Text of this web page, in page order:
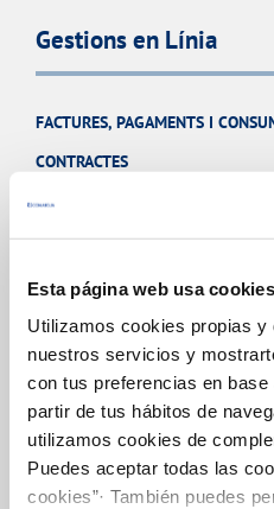
Esta página web usa cookies
Utilizamos cookies propias
nuestros servicios y
con tus preferencias en base
partir de tus hábitos de
utilizamos cookies de
Puedes aceptar todas las
cookies”· También puedes
Gestions en Línia
FACTURES, PAGAMENTS I
CONTRACTES
MODIFICACIÓ DE DADES
INCIDÈNCIES
ALTRES GESTIONS
TOTES LES GESTIONS
El Teu Servei